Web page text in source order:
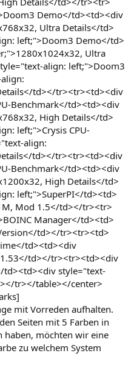
Demo</td><td><div
Ultra Details</td>
left;">Doom3 Demo</td>
Ultra
align: left;">Doom3
td></tr><tr><td><div
Benchmark</td><td><div
High Details</td>
left;">Crysis CPU-
align:
td></tr><tr><td><div
Benchmark</td><td><div
High Details</td>
left;">SuperPI</td><td>
Mod 1.5</td></tr><tr>
Manager</td><td>
td></tr><tr><td>
td><td><div
td></tr><tr><td><div
style="text-
tr></table></center>
mit Vorreden aufhalten.
Seiten mit 5 Farben in
haben, möchten wir eine
zu welchem System